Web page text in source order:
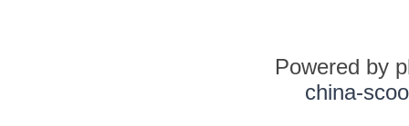
Powered by
china-